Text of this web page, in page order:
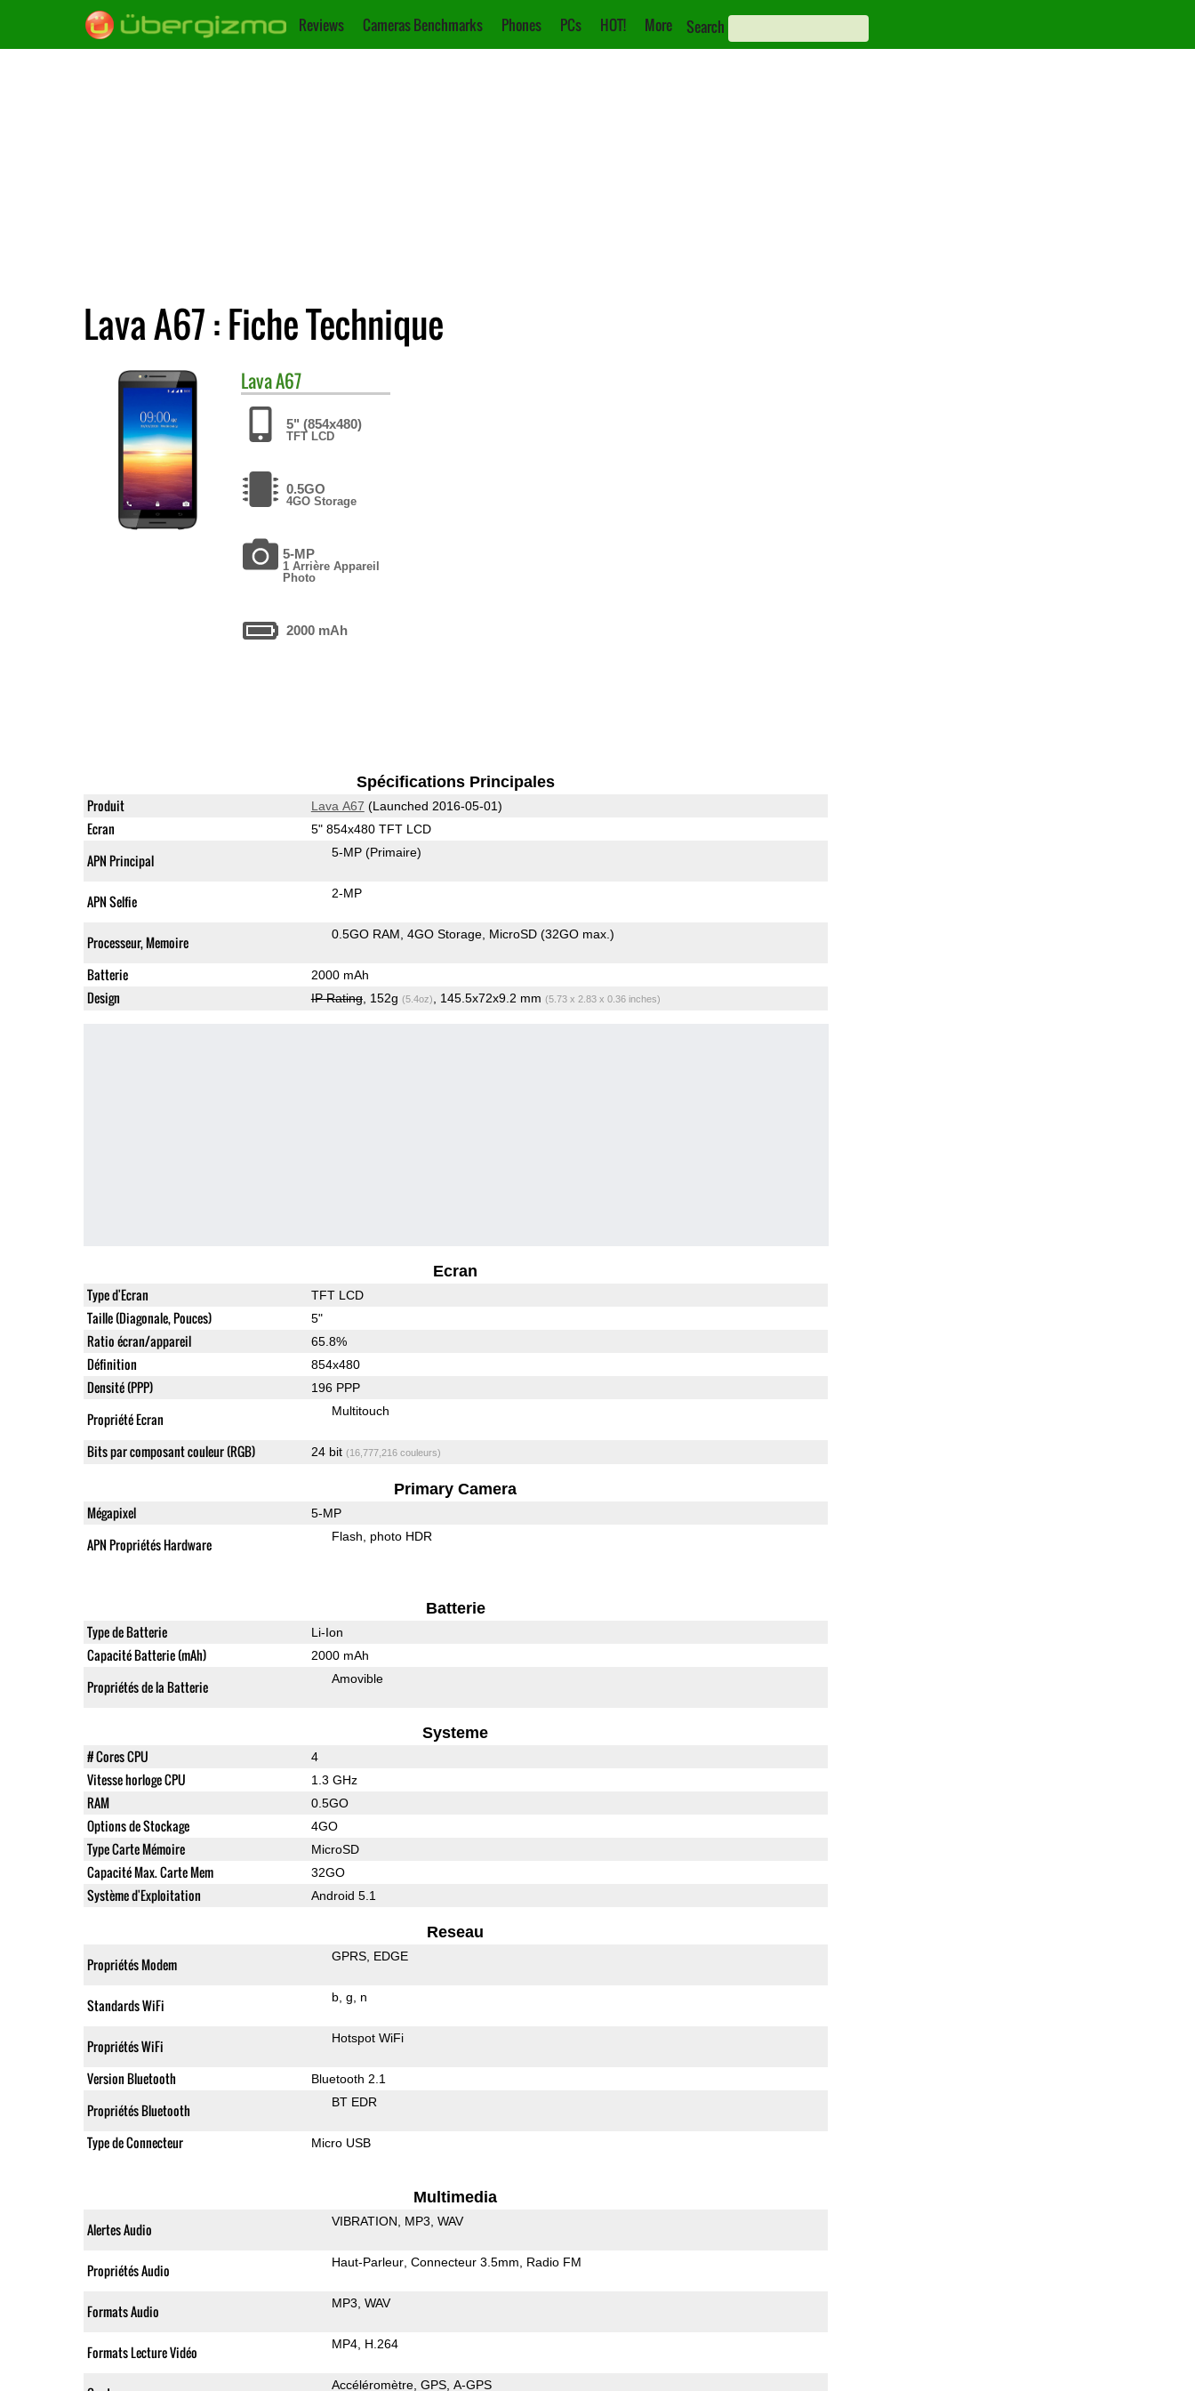
Reviews Cameras Benchmarks Phones PCs HOT! More Search
Lava A67 : Fiche Technique
LavaA67
5" (854x480)
TFT LCD
0.5GO
4GO Storage
5-MP
1 Arrière Appareil
Photo
2000 mAh
Spécifications Principales
Produit Lava A67 (Launched 2016-05-01)
Ecran 5" 854x480 TFT LCD
APN Principal 5-MP (Primaire)
APN Selfie 2-MP
Processeur, Memoire 0.5GO RAM 4GO Storage MicroSD (32GO max.)
Batterie 2000 mAh
Design IP Rating, 152g (5.4oz) , 145.5x72x9.2 mm (5.73 x 2.83 x 0.36 inches)
Ecran
Type d'Ecran TFT LCD
Taille (Diagonale, Pouces) 5"
Ratio écran/appareil 65.8%
Définition 854x480
Densité (PPP) 196 PPP
Propriété Ecran Multitouch
Bits par composant couleur (RGB) 24 bit (16,777,216 couleurs)
Primary Camera
Mégapixel 5-MP
APN Propriétés Hardware Flash photo HDR
Batterie
Type de Batterie Li-Ion
Capacité Batterie (mAh) 2000 mAh
Propriétés de la Batterie Amovible
Systeme
# Cores CPU 4
Vitesse horloge CPU 1.3 GHz
RAM 0.5GO
Options de Stockage 4GO
Type Carte Mémoire MicroSD
Capacité Max. Carte Mem 32GO
Système d'Exploitation Android 5.1
Reseau
Propriétés Modem GPRS EDGE
Standards WiFi b g n
Propriétés WiFi Hotspot WiFi
Version Bluetooth Bluetooth 2.1
Propriétés Bluetooth BT EDR
Type de Connecteur Micro USB
Multimedia
Alertes Audio VIBRATION MP3 WAV
Propriétés Audio Haut-Parleur Connecteur 3.5mm Radio FM
Formats Audio MP3 WAV
Formats Lecture Vidéo MP4 H.264
Accéléromètre GPS A-GPS